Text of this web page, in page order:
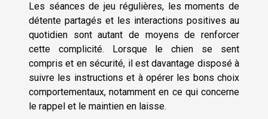
Les séances de jeu régulières, les moments de
détente partagés et les interactions positives au
quotidien sont autant de moyens de renforcer
cette complicité. Lorsque le chien se sent
compris et en sécurité, il est davantage disposé à
suivre les instructions et à opérer les bons choix
comportementaux, notamment en ce qui concerne
le rappel et le maintien en laisse.